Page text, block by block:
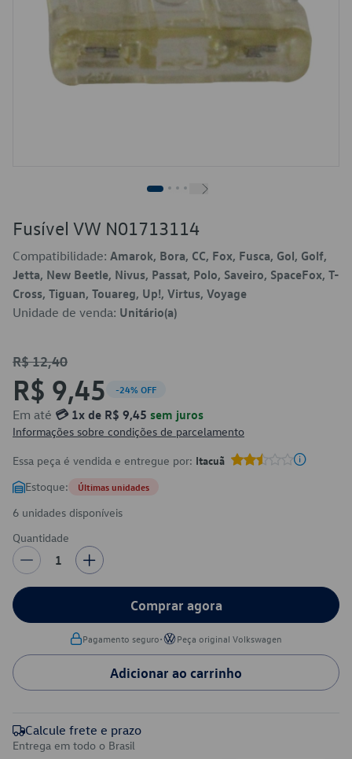
Fusível VW N01713114
Compatibilidade: Amarok, Bora, CC, Fox, Fusca, Gol, Golf,
Jetta, New Beetle, Nivus, Passat, Polo, Saveiro, SpaceFox, T-
Cross, Tiguan, Touareg, Up!, Virtus, Voyage
Unidade de venda: Unitário(a)
R$ 12,40
R$ 9,45 -24% OFF
Em até 💳 1x de R$ 9,45 sem juros
Informações sobre condições de parcelamento
Essa peça é vendida e entregue por: Itacuã
Estoque: Últimas unidades
6 unidades disponíveis
Quantidade
1
Comprar agora
Pagamento seguro• Peça original Volkswagen
Adicionar ao carrinho
Calcule frete e prazo
Entrega em todo o Brasil